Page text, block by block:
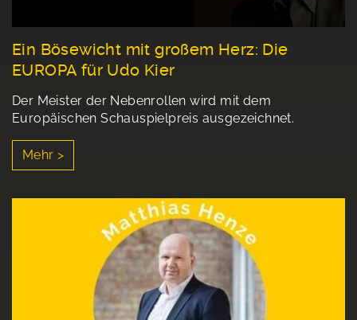
Ein Bösewicht mit großem Herz: Die
EUROPA für Udo Kier
Der Meister der Nebenrollen wird mit dem
Europäischen Schauspielpreis ausgezeichnet.
Mehr >